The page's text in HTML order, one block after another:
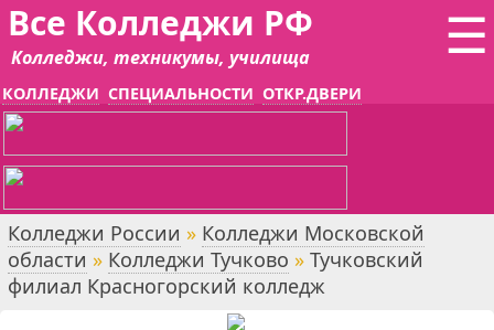
☰
Все Колледжи РФ
Колледжи, техникумы, училища
КОЛЛЕДЖИ СПЕЦИАЛЬНОСТИ ОТКР.ДВЕРИ
Колледжи России » Колледжи Московской
области » Колледжи Тучково » Тучковский
филиал Красногорский колледж